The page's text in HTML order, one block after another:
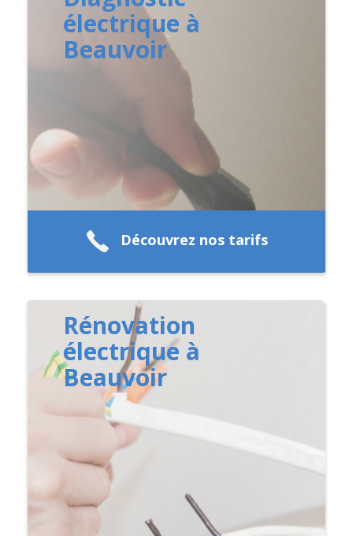
électrique à
Beauvoir
Découvrez nos tarifs
Rénovation
électrique à
Beauvoir